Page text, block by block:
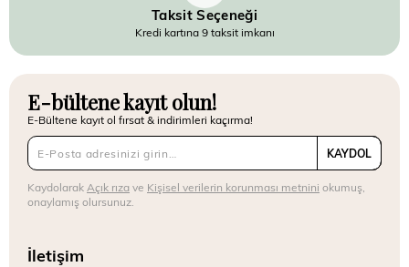
Taksit Seçeneği
Kredi kartına 9 taksit imkanı
E-bültene kayıt olun!
E-Bültene kayıt ol fırsat & indirimleri kaçırma!
KAYDOL
Kaydolarak Açık rızave Kişisel verilerin korunması metnini okumuş,
onaylamış olursunuz.
İletişim